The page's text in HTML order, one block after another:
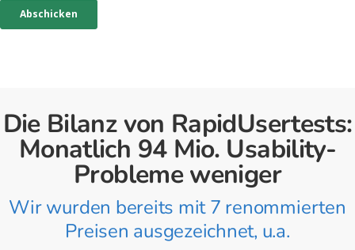
Die Bilanz von RapidUsertests:
Monatlich 94 Mio. Usability-
Probleme weniger
Wir wurden bereits mit 7 renommierten
Preisen ausgezeichnet, u.a.